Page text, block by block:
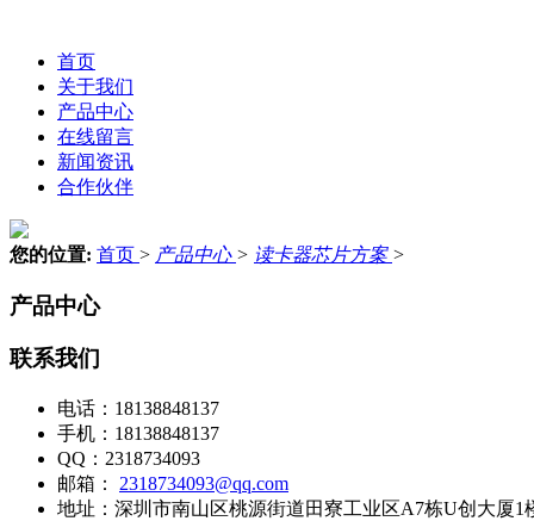
首页
关于我们
产品中心
在线留言
新闻资讯
合作伙伴
您的位置: 首页 > 产品中心 > 读卡器芯片方案 >
产品中心
联系我们
电话： 18138848137
手机： 18138848137
QQ： 2318734093
邮箱：
2318734093@qq.com
地址： 深圳市南山区桃源街道田寮工业区A7栋U创大厦1